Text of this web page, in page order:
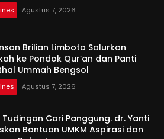
Agustus 7, 2026
Brilian Limboto Salurkan
ke Pondok Qur’an dan Panti
Ummah Bengsol
Agustus 7, 2026
Tudingan Cari Panggung. dr. Yanti
Bantuan UMKM Aspirasi dan